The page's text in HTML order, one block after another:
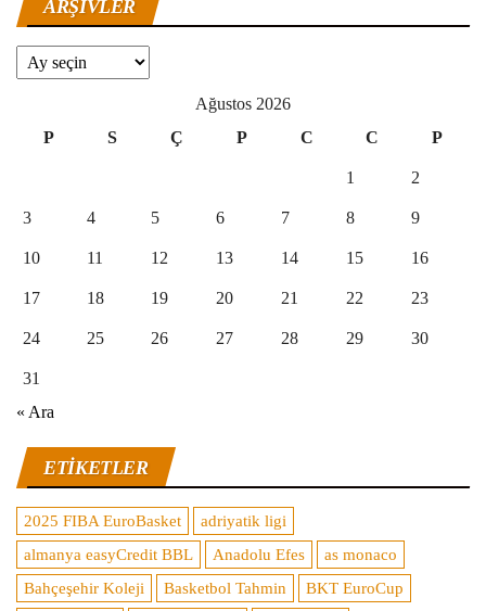
ARŞIVLER
Arşivler
Ağustos 2026
P
S Ç P C C P
1 2
3 4 5 6 7 8 9
10 11 12 13 14 15 16
17 18 19 20 21 22 23
24 25 26 27 28 29 30
31
« Ara
ETIKETLER
2025 FIBA EuroBasket
adriyatik ligi
almanya easyCredit BBL
Anadolu Efes
as monaco
Bahçeşehir Koleji
Basketbol Tahmin
BKT EuroCup